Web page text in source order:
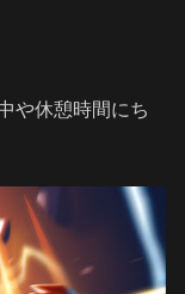
や休憩時間にち